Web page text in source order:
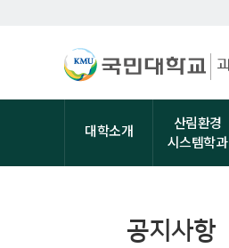
대학소개
산림환경
시스템학과
공지사항